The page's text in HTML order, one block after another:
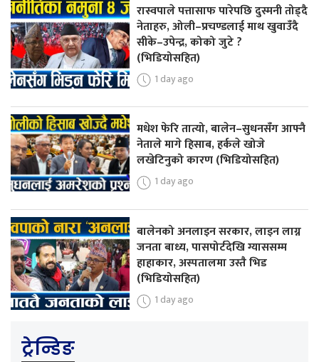
रास्वपाले पत्तासाफ पारेपछि दुस्मनी तोड्दै
नेताहरु, ओली–प्रचण्डलाई माथ खुवाउँदै
सीके–उपेन्द्र, कोको जुटे ?
(भिडियोसहित)
1 day ago
मधेश फेरि तात्यो, बालेन–सुधनसँग आफ्नै
नेताले मागे हिसाब, हर्कले खोजे
लखेटिनुको कारण (भिडियोसहित)
1 day ago
बालेनको अनलाइन सरकार, लाइन लाग्न
जनता बाध्य, पासपोर्टदेखि ग्याससम्म
हाहाकार, अस्पतालमा उस्तै भिड
(भिडियोसहित)
1 day ago
ट्रेन्डिङ